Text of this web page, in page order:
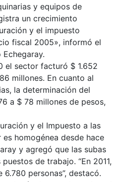
y equipos de
un crecimiento
y el impuesto
fiscal 2005», informó el
el sector facturó $ 1.652
millones. En cuanto al
la determinación del
a $ 78 millones de pesos,
y el Impuesto a las
homogénea desde hace
y agregó que las subas
de trabajo. “En 2011,
personas”, destacó.